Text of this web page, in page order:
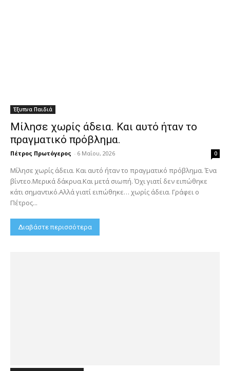
Έξυπνα Παιδιά
Μίλησε χωρίς άδεια. Και αυτό ήταν το
πραγματικό πρόβλημα.
Πέτρος Πρωτόγερος - 6 Μαΐου, 2026 0
Μίλησε χωρίς άδεια. Και αυτό ήταν το πραγματικό πρόβλημα. Ένα
βίντεο.Μερικά δάκρυα.Και μετά σιωπή. Όχι γιατί δεν ειπώθηκε
κάτι σημαντικό.Αλλά γιατί ειπώθηκε… χωρίς άδεια. Γράφει ο
Πέτρος...
Διαβάστε περισσότερα